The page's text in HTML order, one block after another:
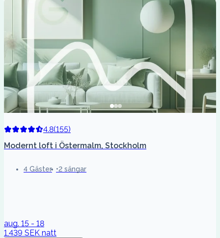
4.8(155)
Modernt loft i Östermalm, Stockholm
4 Gäster 2 sängar
aug. 15 - 18
1,439 SEK natt